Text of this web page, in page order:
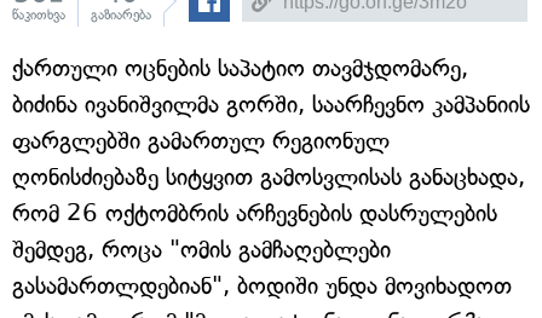
წაკითხვა გაზიარება
ქართული ოცნების საპატიო თავმჯდომარე,
ბიძინა ივანიშვილმა გორში, საარჩევნო კამპანიის
ფარგლებში გამართულ რეგიონულ
ღონისძიებაზე სიტყვით გამოსვლისას განაცხადა,
რომ 26 ოქტომბრის არჩევნების დასრულების
შემდეგ, როცა "ომის გამჩაღებლები
გასამართლდებიან", ბოდიში უნდა მოვიხადოთ